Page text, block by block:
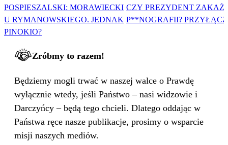
POSPIESZALSKI: MORAWIECKI
U RYMANOWSKIEGO. JEDNAK
PINOKIO?
CZY PREZYDENT
P**NOGRAFII?
Zróbmy to razem!
Będziemy mogli trwać w naszej walce o Prawdę
wyłącznie wtedy, jeśli Państwo – nasi widzowie i
Darczyńcy – będą tego chcieli. Dlatego oddając w
Państwa ręce nasze publikacje, prosimy o wsparcie
misji naszych mediów.